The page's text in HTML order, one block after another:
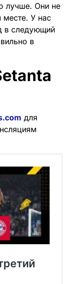
лучше. Они не
месте. У нас
в следующий
в
для